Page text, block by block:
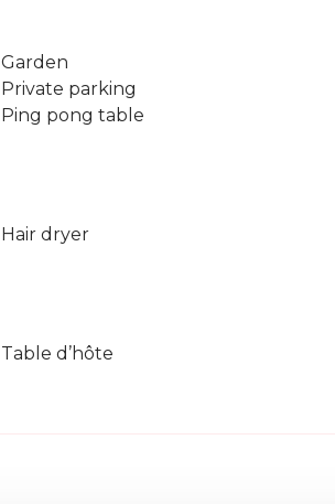
Garden
Private parking
Ping pong table
Hair dryer
Table d’hôte